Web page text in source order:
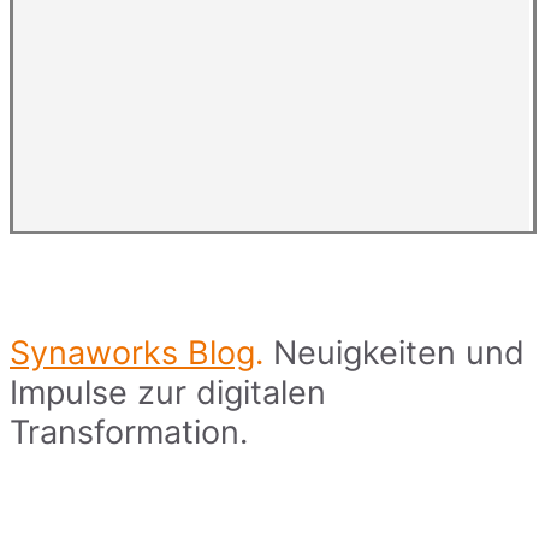
Synaworks Blog. Neuigkeiten und
Impulse zur digitalen
Transformation.